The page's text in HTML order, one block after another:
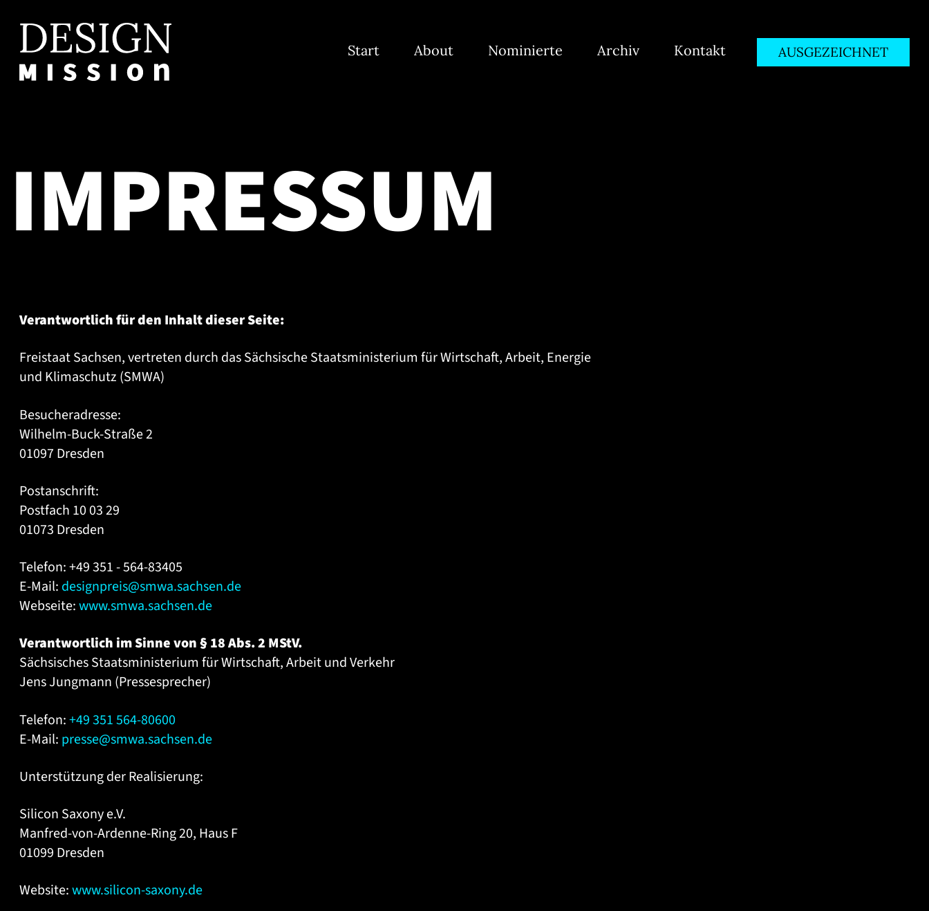
Hauptinhalt
Start About Nominierte Archiv Kontakt AUSGEZEICHNET
IMPRESSUM
Verantwortlich für den Inhalt dieser Seite:
Freistaat Sachsen, vertreten durch das Sächsische Staatsministerium für Wirtschaft, Arbeit, Energie
und Klimaschutz (SMWA)
Besucheradresse:
Wilhelm-Buck-Straße 2
01097 Dresden
Postanschrift:
Postfach 10 03 29
01073 Dresden
Telefon: +49 351 - 564-83405
E-Mail: designpreis@smwa.sachsen.de
Webseite:www.smwa.sachsen.de
Verantwortlich im Sinne von § 18 Abs. 2 MStV.
Sächsisches Staatsministerium für Wirtschaft, Arbeit und Verkehr
Jens Jungmann (Pressesprecher)
Telefon:+49 351 564-80600
E-Mail: presse@smwa.sachsen.de
Unterstützung der Realisierung:
Silicon Saxony e.V.
Manfred-von-Ardenne-Ring 20, Haus F
01099 Dresden
Website:www.silicon-saxony.de